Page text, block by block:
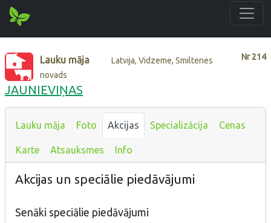
Nr214
Lauku māja
Latvija, Vidzeme, Smiltenes
novads
JAUNIEVIŅAS
Lauku māja Foto Akcijas Specializācija Cenas
Karte Atsauksmes Info
Akcijas un speciālie piedāvājumi
Senāki speciālie piedāvājumi